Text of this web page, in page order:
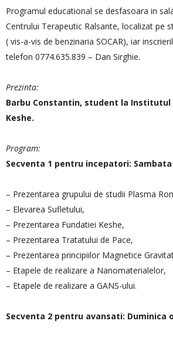
Programul educational se desfasoara in
Centrului Terapeutic Ralsante, localizat pe
( vis-a-vis de benzinaria SOCAR), iar
telefon 0774.635.839 – Dan Sirghie.
Prezinta:
Barbu Constantin, student la Institutul
Keshe.
Program:
Secventa 1 pentru incepatori: Sambata
– Prezentarea grupului de studii Plasma
– Elevarea Sufletului,
– Prezentarea Fundatiei Keshe,
– Prezentarea Tratatului de Pace,
– Prezentarea principiilor Magnetice
– Etapele de realizare a Nanomaterialelor,
– Etapele de realizare a GANS-ului.
Secventa 2 pentru avansati: Duminica